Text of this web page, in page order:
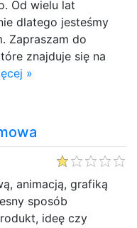
Od wielu lat
dlatego jesteśmy
Zapraszam do
znajduje się na
»
animacją, grafiką
sposób
ideę czy